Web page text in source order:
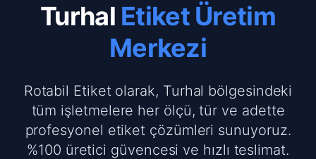
Turhal Etiket Üretim
Merkezi
Rotabil Etiket olarak, Turhal bölgesindeki
tüm işletmelere her ölçü, tür ve adette
profesyonel etiket çözümleri sunuyoruz.
%100 üretici güvencesi ve hızlı teslimat.